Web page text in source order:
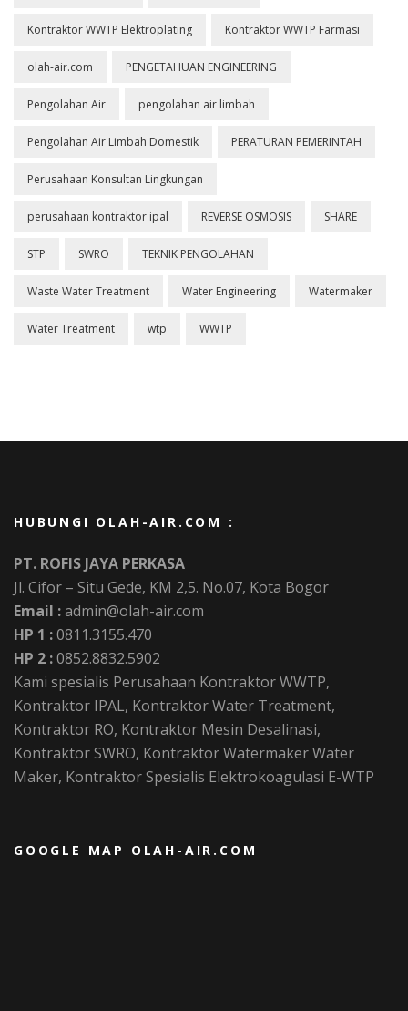
Kontraktor WWTP Elektroplating Kontraktor WWTP Farmasi
olah-air.com PENGETAHUAN ENGINEERING
Pengolahan Air pengolahan air limbah
Pengolahan Air Limbah Domestik PERATURAN PEMERINTAH
Perusahaan Konsultan Lingkungan
perusahaan kontraktor ipal REVERSE OSMOSIS SHARE
STP SWRO TEKNIK PENGOLAHAN
Waste Water Treatment Water Engineering Watermaker
Water Treatment wtp WWTP
HUBUNGI OLAH-AIR.COM :
PT. ROFIS JAYA PERKASA
Jl. Cifor – Situ Gede, KM 2,5. No.07, Kota Bogor
Email :admin@olah-air.com
HP 1 :0811.3155.470
HP 2 :0852.8832.5902
Kami spesialis Perusahaan Kontraktor WWTP,
Kontraktor IPAL, Kontraktor Water Treatment,
Kontraktor RO, Kontraktor Mesin Desalinasi,
Kontraktor SWRO, Kontraktor Watermaker Water
Maker, Kontraktor Spesialis Elektrokoagulasi E-WTP
GOOGLE MAP OLAH-AIR.COM